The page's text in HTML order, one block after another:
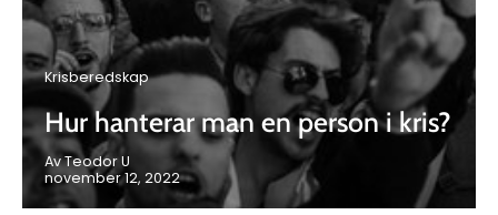
Krisberedskap
Hur hanterar man en person i kris?
Av Teodor U
november 12, 2022